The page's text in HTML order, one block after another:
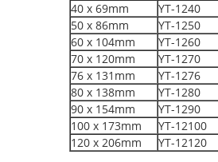
40 x 69mm
YT-1240
50 x 86mm
YT-1250
60 x 104mm
YT-1260
70 x 120mm
YT-1270
76 x 131mm
YT-1276
80 x 138mm
YT-1280
90 x 154mm
YT-1290
100 x 173mm
YT-12100
120 x 206mm
YT-12120